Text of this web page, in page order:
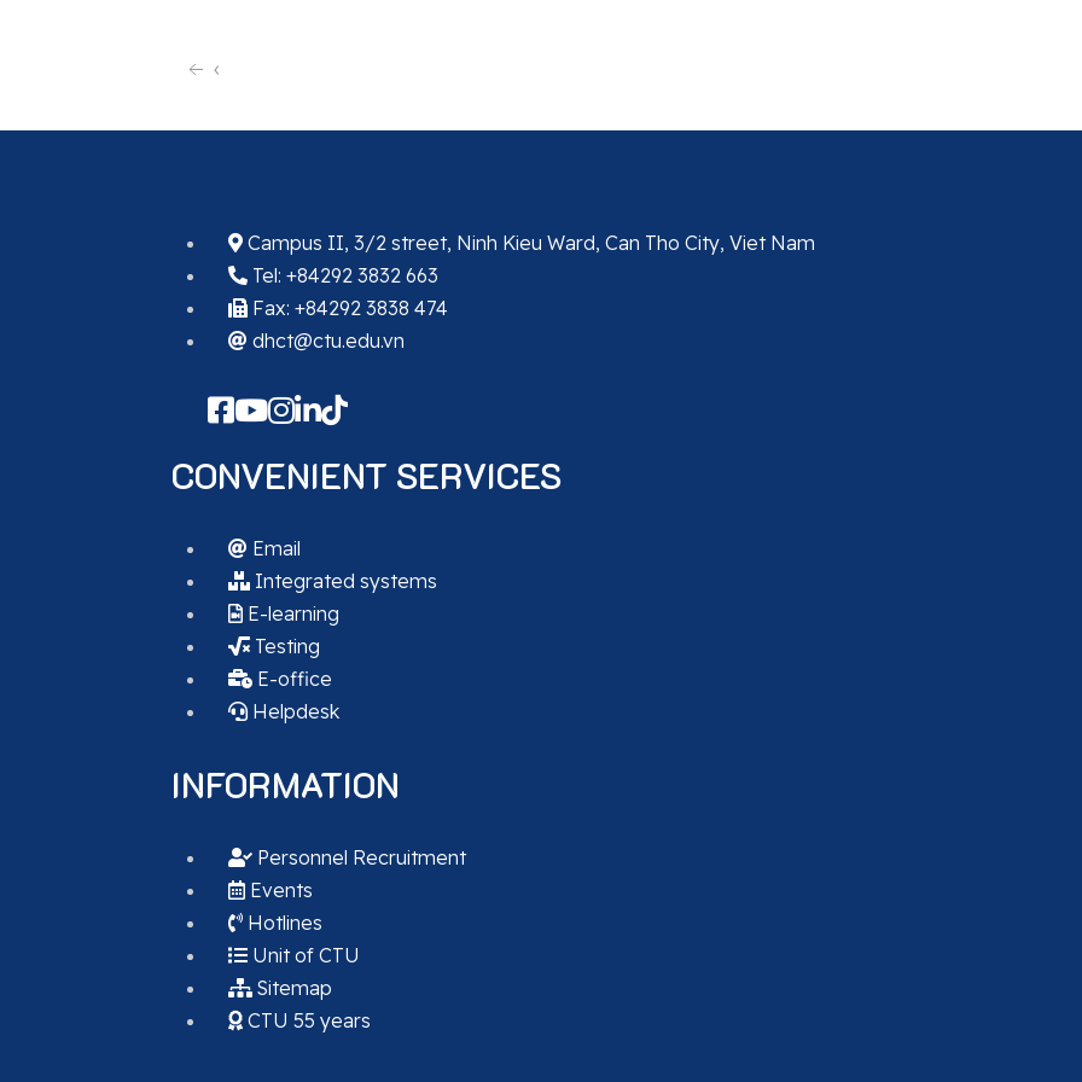
‹
Campus II, 3/2 street, Ninh Kieu Ward, Can Tho City, Viet Nam
Tel: +84292 3832 663
Fax: +84292 3838 474
dhct@ctu.edu.vn
CONVENIENT SERVICES
Email
Integrated systems
E-learning
Testing
E-office
Helpdesk
INFORMATION
Personnel Recruitment
Events
Hotlines
Unit of CTU
Sitemap
CTU 55 years